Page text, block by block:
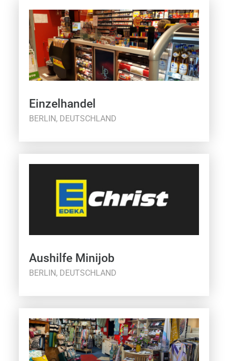
Einzelhandel
BERLIN, DEUTSCHLAND
Aushilfe Minijob
BERLIN, DEUTSCHLAND